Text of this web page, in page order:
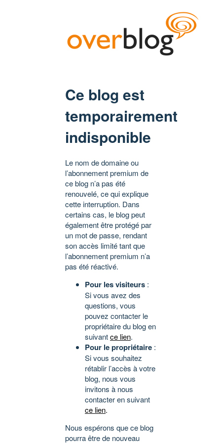
Ce blog est
temporairement
indisponible
Le nom de domaine ou
l’abonnement premium de
ce blog n’a pas été
renouvelé, ce qui explique
cette interruption. Dans
certains cas, le blog peut
également être protégé par
un mot de passe, rendant
son accès limité tant que
l’abonnement premium n’a
pas été réactivé.
Pour les visiteurs :
Si vous avez des
questions, vous
pouvez contacter le
propriétaire du blog en
suivantce lien.
Pour le propriétaire :
Si vous souhaitez
rétablir l’accès à votre
blog, nous vous
invitons à nous
contacter en suivant
ce lien.
Nous espérons que ce blog
pourra être de nouveau